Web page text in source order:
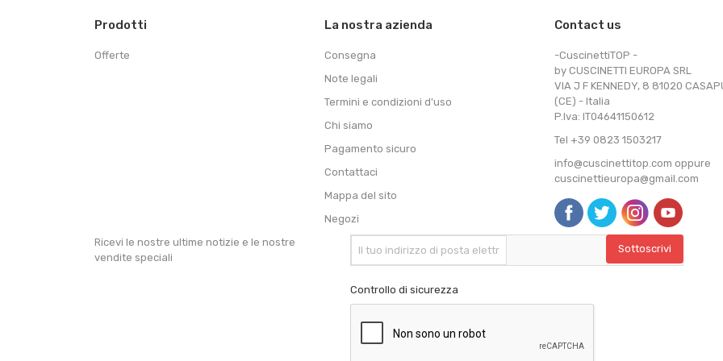
Prodotti
Offerte
La nostra azienda
Consegna
Note legali
Termini e condizioni d'uso
Chi siamo
Pagamento sicuro
Contattaci
Mappa del sito
Negozi
Contact us
-CuscinettiTOP -
by CUSCINETTI EUROPA SRL
VIA J F KENNEDY, 8 81020
(CE) - Italia
P.Iva: IT04641150612
Tel +39 0823 1503217
info@cuscinettitop.com oppure
cuscinettieuropa@gmail.com
Ricevi le nostre ultime notizie e le nostre
vendite speciali
Controllo di sicurezza